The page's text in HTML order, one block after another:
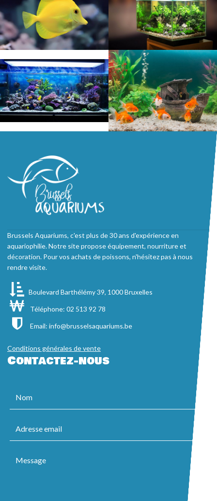
Brussels Aquariums, c'est plus de 30 ans d'expérience en
aquariophilie. Notre site propose équipement, nourriture et
décoration. Pour vos achats de poissons, n'hésitez pas à nous
rendre visite.
Boulevard Barthélémy 39, 1000 Bruxelles
Téléphone: 02 513 92 78
Email: info@brusselsaquariums.be
Conditions générales de vente
Contactez-nous